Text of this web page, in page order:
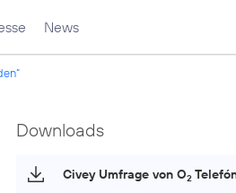
News
Downloads
Civey Umfrage von O2